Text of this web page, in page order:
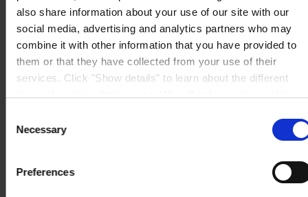
also share information about your use of our site with our
social media, advertising and analytics partners who may
combine it with other information that you have provided to
them or that they have collected from your use of their
services. Click "Show details" to learn about the different
cookies after having received your consent. You may
withdraw your consent at any time by using the link in our
. If you would like to know more how we
process your personal data, please visit our
Selection
Necessary
Preferences